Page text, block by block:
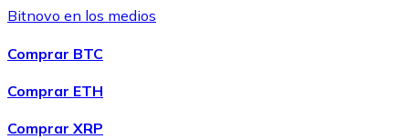
ComprarShiba Inucon transferencia bancaria
Bitnovo en los medios
Comprar BTC
Comprar ETH
Comprar XRP